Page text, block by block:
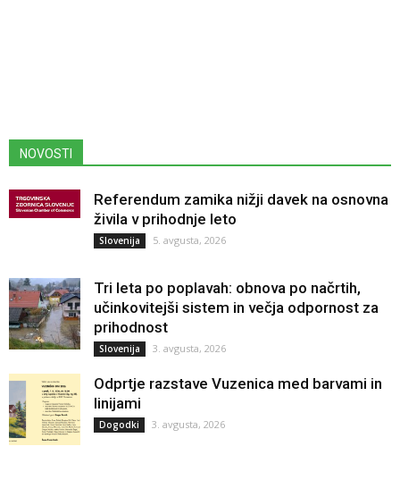
NOVOSTI
Referendum zamika nižji davek na osnovna
živila v prihodnje leto
Slovenija 5. avgusta, 2026
Tri leta po poplavah: obnova po načrtih,
učinkovitejši sistem in večja odpornost za
prihodnost
Slovenija 3. avgusta, 2026
Odprtje razstave Vuzenica med barvami in
linijami
Dogodki 3. avgusta, 2026